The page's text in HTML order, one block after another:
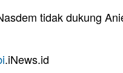
tidak dukung
.iNews.id